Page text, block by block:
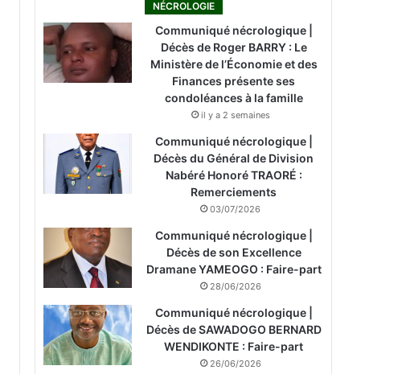
NÉCROLOGIE
Communiqué nécrologique |
Décès de Roger BARRY : Le
Ministère de l’Économie et des
Finances présente ses
condoléances à la famille
il y a 2 semaines
Communiqué nécrologique |
Décès du Général de Division
Nabéré Honoré TRAORÉ :
Remerciements
03/07/2026
Communiqué nécrologique |
Décès de son Excellence
Dramane YAMEOGO : Faire-part
28/06/2026
Communiqué nécrologique |
Décès de SAWADOGO BERNARD
WENDIKONTE : Faire-part
26/06/2026